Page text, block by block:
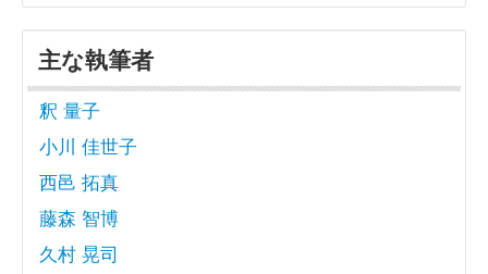
主な執筆者
釈 量子
小川 佳世子
西邑 拓真
藤森 智博
久村 晃司